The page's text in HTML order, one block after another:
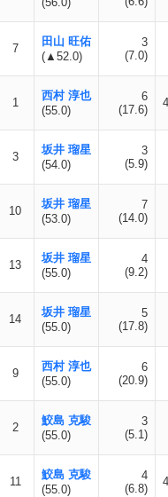
7
田山 旺佑
(▲52.0)
3
(7.0)
1
西村 淳也
(55.0)
6
(17.6)
3
坂井 瑠星
(54.0)
3
(5.9)
10
坂井 瑠星
(53.0)
7
(14.0)
13
坂井 瑠星
(55.0)
4
(9.2)
14
坂井 瑠星
(55.0)
5
(17.8)
9
西村 淳也
(55.0)
6
(20.9)
2
鮫島 克駿
(55.0)
3
(5.1)
11
鮫島 克駿
(55.0)
4
(6.8)